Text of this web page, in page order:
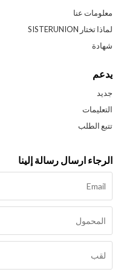
معلومات عنا
لماذا تختار SISTERUNION
شهادة
يدعم
جديد
التعليمات
تتبع الطلب
الرجاء ارسال رسالة إلينا